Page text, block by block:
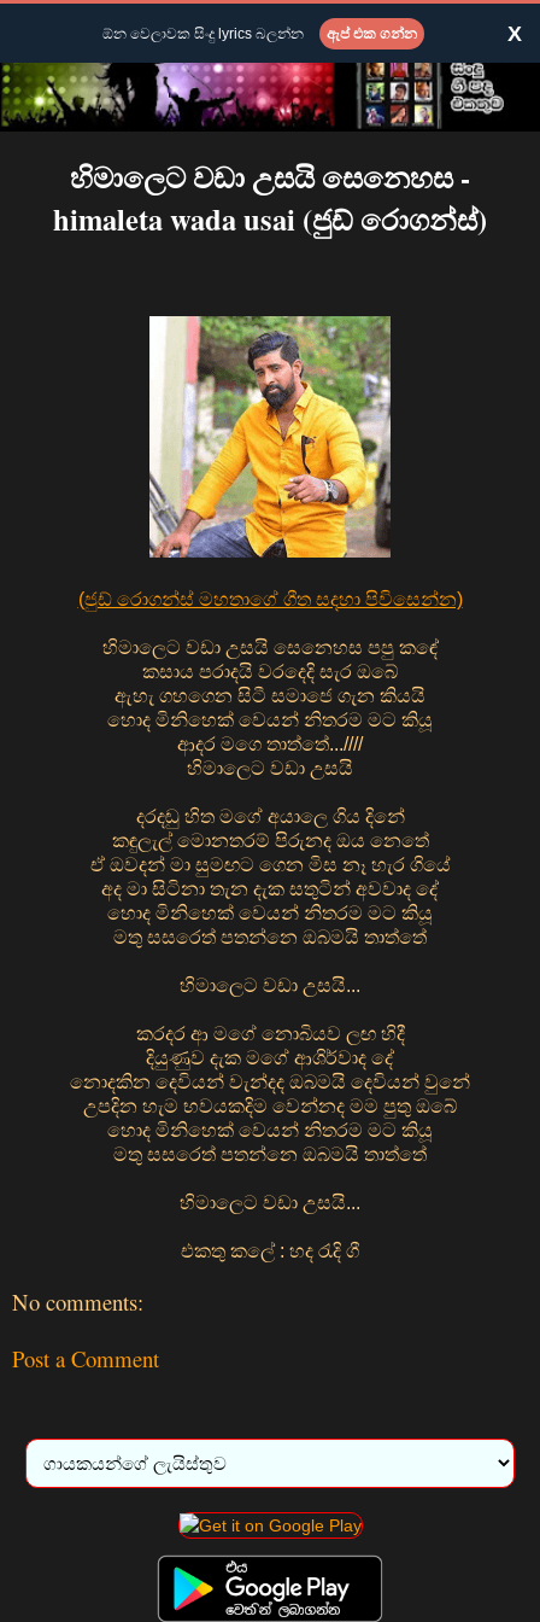
හිමාලෙට වඩා උසයි සෙනෙහස -
himaleta wada usai (ජුඩ් රොගන්ස්)
(ජුඩ් රොගන්ස් මහතාගේ ගීත සදහා පිවිසෙන්න)
හිමාලෙට වඩා උසයි සෙනෙහස පපු කඳේ
කසාය පරාදයි වරදෙදි සැර ඔබේ
ඇහැ ගහගෙන සිටී සමාජෙ ගැන කියයි
හොද මිනිහෙක් වෙයන් නිතරම මට කියූ
ආදර මගෙ තාත්තේ...////
හිමාලෙට වඩා උසයි
දරදඬු හිත මගේ අයාලෙ ගිය දිනේ
කඳුලැල් මොනතරම් පිරුනද ඔය නෙතේ
ඒ ඔවදන් මා සුමඟට ගෙන මිස නෑ හැර ගියේ
අද මා සිටිනා තැන දැක සතුටින් අවවාද දේ
හොද මිනිහෙක් වෙයන් නිතරම මට කියූ
මතු සසරෙත් පතන්නෙ ඔබමයි තාත්තේ
හිමාලෙට වඩා උසයි...
කරදර ආ මගේ නොබියව ලඟ හිදී
දියුණුව දැක මගේ ආශිර්වාද දේ
නොදකින දෙවියන් වැන්දද ඔබමයි දෙවියන් වුනේ
උපදින හැම භවයකදිම වෙන්නද මම පුතු ඔබේ
හොද මිනිහෙක් වෙයන් නිතරම මට කියූ
මතු සසරෙත් පතන්නෙ ඔබමයි තාත්තේ
හිමාලෙට වඩා උසයි...
එකතු කලේ : හද රැදි ගී
No comments:
Post a Comment
ඕන වෙලාවක සිංදු lyrics බලන්න ඇප් එක ගන්න X